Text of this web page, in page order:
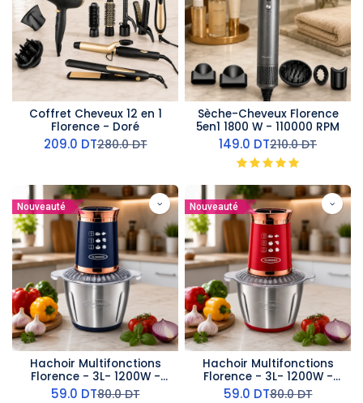
Coffret Cheveux 12 en 1
Florence - Doré
209.0 DT280.0DT
Sèche-Cheveux Florence
5en1 1800 W - 110000 RPM
149.0 DT210.0DT
Nouveauté
Hachoir Multifonctions
Florence - 3L- 1200W -
Bleu
59.0 DT80.0DT
Nouveauté
Hachoir Multifonctions
Florence - 3L- 1200W -
Rouge
59.0 DT80.0DT